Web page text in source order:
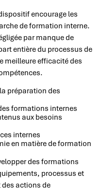
encourage les
de formation interne.
par manque de
entière du processus de
meilleure efficacité des
préparation des
formations internes
aux besoins
internes
en matière de formation
des formations
processus et
actions de